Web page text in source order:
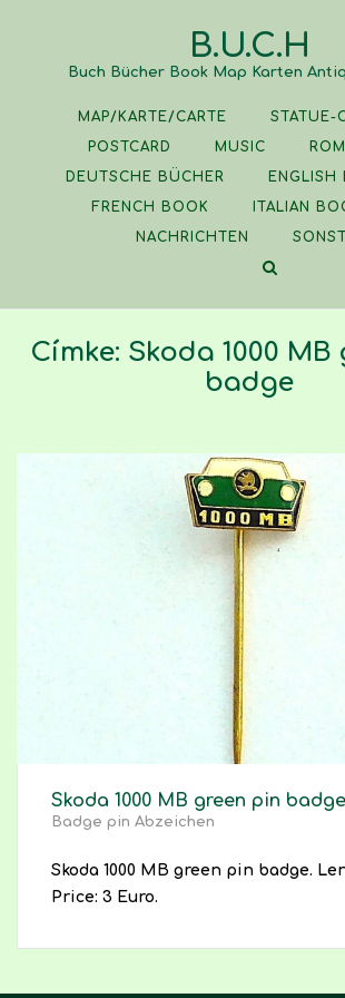
B.U.C.H
Buch Bücher Book Map Karten
MAP/KARTE/CARTE
STATUE-
POSTCARD
MUSIC
DEUTSCHE BÜCHER
ENGLISH
FRENCH BOOK
ITALIAN
NACHRICHTEN
Címke: Skoda 1000
badge
Skoda 1000 MB green pin badge
Badge pin Abzeichen
Skoda 1000 MB green pin badge.
Price: 3 Euro.